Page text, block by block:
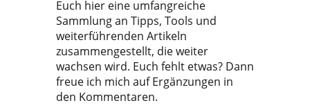
Euch hier eine umfangreiche
Sammlung an Tipps, Tools und
weiterführenden Artikeln
zusammengestellt, die weiter
wachsen wird. Euch fehlt etwas? Dann
freue ich mich auf Ergänzungen in
den Kommentaren.